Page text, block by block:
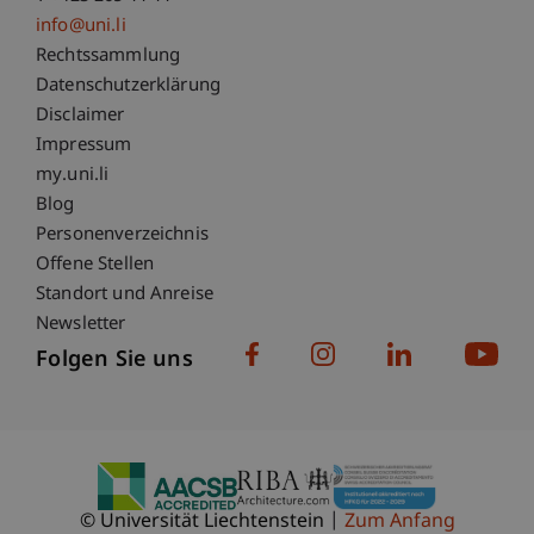
info@uni.li
Fußzeile Rechtliche Hinweise
Rechtssammlung
Datenschutzerklärung
Disclaimer
Impressum
Fußzeile Subdomain-Verzeichnis
my.uni.li
Blog
Personenverzeichnis
Offene Stellen
Standort und Anreise
Newsletter
Folgen Sie uns
© Universität Liechtenstein Zum Anfang